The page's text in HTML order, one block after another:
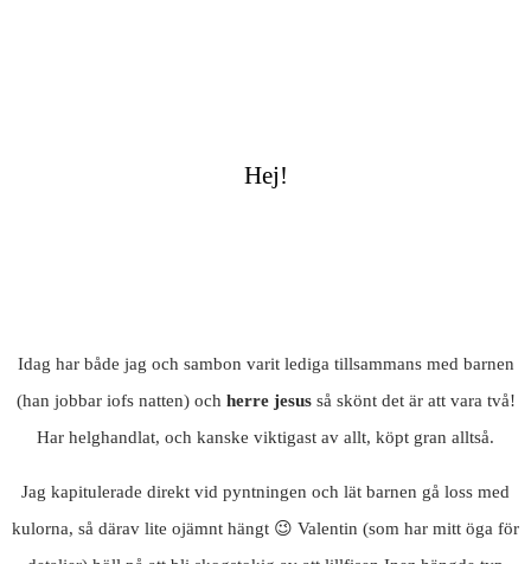
Hej!
Idag har både jag och sambon varit lediga tillsammans med barnen
(han jobbar iofs natten) och herre jesusså skönt det är att vara två!
Har helghandlat, och kanske viktigast av allt, köpt gran alltså.
Jag kapitulerade direkt vid pyntningen och lät barnen gå loss med
kulorna, så därav lite ojämnt hängt 😉 Valentin (som har mitt öga för